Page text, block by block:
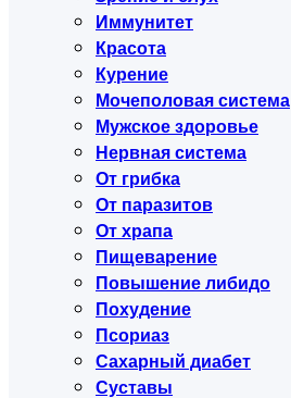
Иммунитет
Красота
Курение
Мочеполовая система
Мужское здоровье
Нервная система
От грибка
От паразитов
От храпа
Пищеварение
Повышение либидо
Похудение
Псориаз
Сахарный диабет
Суставы